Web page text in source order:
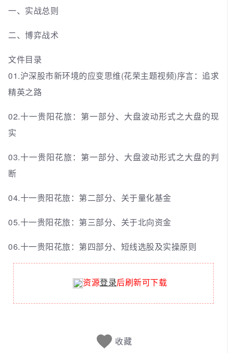
一、实战总则
二、博弈战术
文件目录
01.沪深股市新环境的应变思维(花荣主题视频)序言：追求
精英之路
02.十一贵阳花旅：第一部分、大盘波动形式之大盘的现
实
03.十一贵阳花旅：第一部分、大盘波动形式之大盘的判
断
04.十一贵阳花旅：第二部分、关于量化基金
05.十一贵阳花旅：第三部分、关于北向资金
06.十一贵阳花旅：第四部分、短线选股及实操原则
资源登录后刷新可下载
收藏